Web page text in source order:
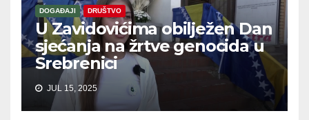
DOGAĐAJI DRUŠTVO
U Zavidovićima obilježen Dan
sjećanja na žrtve genocida u
Srebrenici
JUL 15, 2025